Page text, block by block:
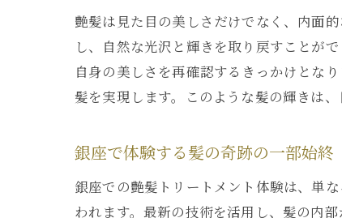
艶髪は見た目の美しさだけでなく、内面
し、自然な光沢と輝きを取り戻すことが
自身の美しさを再確認するきっかけとな
髪を実現します。このような髪の輝きは
銀座で体験する髪の奇跡の一部始終
銀座での艶髪トリートメント体験は、単
われます。最新の技術を活用し、髪の内